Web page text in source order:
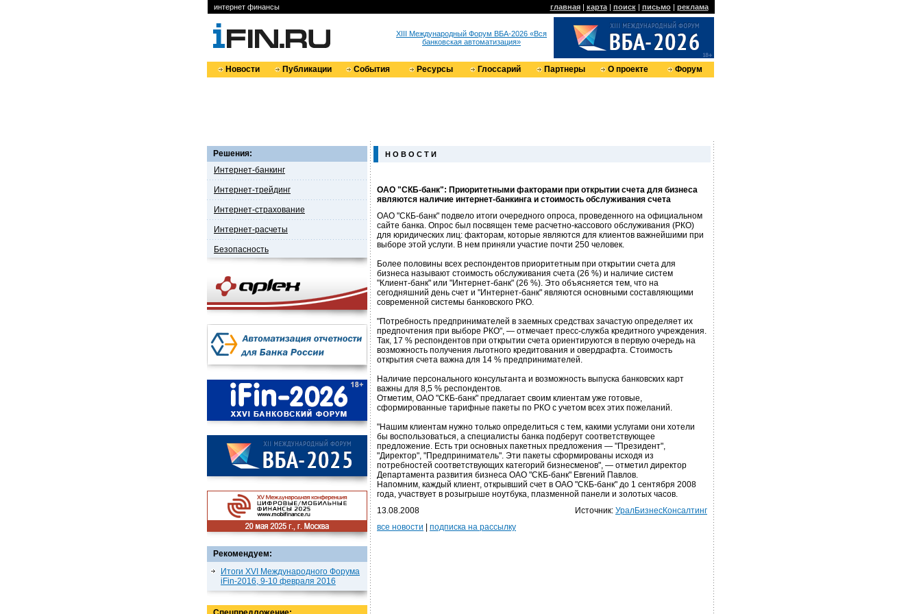
интернет финансы главная| карта| поиск| письмо| реклама
XIII Международный Форум ВБА-2026 «Вся
банковская автоматизация»
Новости Публикации События Ресурсы Глоссарий Партнеры О проекте Форум
Решения:
Интернет-банкинг
Интернет-трейдинг
Интернет-страхование
Интернет-расчеты
Безопасность
Рекомендуем:
Итоги XVI Международного Форума
iFin-2016, 9-10 февраля 2016
Н О В О С Т И
ОАО "СКБ-банк": Приоритетными факторами при открытии счета для бизнеса
являются наличие интернет-банкинга и стоимость обслуживания счета
ОАО "СКБ-банк" подвело итоги очередного опроса, проведенного на официальном
сайте банка. Опрос был посвящен теме расчетно-кассового обслуживания (РКО)
для юридических лиц: факторам, которые являются для клиентов важнейшими при
выборе этой услуги. В нем приняли участие почти 250 человек.
Более половины всех респондентов приоритетным при открытии счета для
бизнеса называют стоимость обслуживания счета (26 %) и наличие систем
"Клиент-банк" или "Интернет-банк" (26 %). Это объясняется тем, что на
сегодняшний день счет и "Интернет-банк" являются основными составляющими
современной системы банковского РКО.
"Потребность предпринимателей в заемных средствах зачастую определяет их
предпочтения при выборе РКО", — отмечает пресс-служба кредитного учреждения.
Так, 17 % респондентов при открытии счета ориентируются в первую очередь на
возможность получения льготного кредитования и овердрафта. Стоимость
открытия счета важна для 14 % предпринимателей.
Наличие персонального консультанта и возможность выпуска банковских карт
важны для 8,5 % респондентов.
Отметим, ОАО "СКБ-банк" предлагает своим клиентам уже готовые,
сформированные тарифные пакеты по РКО с учетом всех этих пожеланий.
"Нашим клиентам нужно только определиться с тем, какими услугами они хотели
бы воспользоваться, а специалисты банка подберут соответствующее
предложение. Есть три основных пакетных предложения — "Президент",
"Директор", "Предприниматель". Эти пакеты сформированы исходя из
потребностей соответствующих категорий бизнесменов", — отметил директор
Департамента развития бизнеса ОАО "СКБ-банк" Евгений Павлов.
Напомним, каждый клиент, открывший счет в ОАО "СКБ-банк" до 1 сентября 2008
года, участвует в розыгрыше ноутбука, плазменной панели и золотых часов.
13.08.2008
Источник: УралБизнесКонсалтинг
все новости
подписка на рассылку